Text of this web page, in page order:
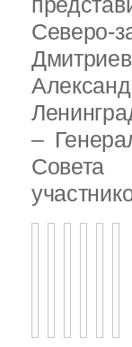
Северо-
–
Совета